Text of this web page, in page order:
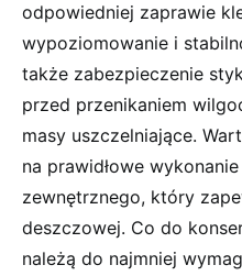
odpowiedniej zaprawie
wypoziomowanie i
także zabezpieczenie
przed przenikaniem
masy uszczelniające.
na prawidłowe
zewnętrznego, który
deszczowej. Co do
należą do najmniej